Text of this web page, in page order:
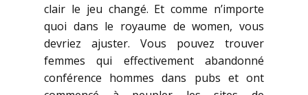
clair le jeu changé. Et comme n’importe
quoi dans le royaume de women, vous
devriez ajuster. Vous pouvez trouver
femmes qui effectivement abandonné
conférence hommes dans pubs et ont